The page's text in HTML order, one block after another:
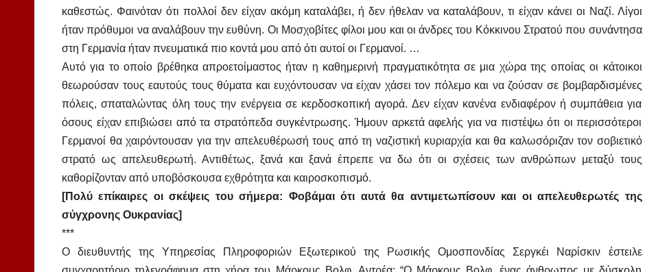
καθεστώς. Φαινόταν ότι πολλοί δεν είχαν ακόμη καταλάβει, ή δεν ήθελαν να καταλάβουν, τι είχαν κάνει οι Ναζί. Λίγοι
ήταν πρόθυμοι να αναλάβουν την ευθύνη. Οι Μοσχοβίτες φίλοι μου και οι άνδρες του Κόκκινου Στρατού που συνάντησα
στη Γερμανία ήταν πνευματικά πιο κοντά μου από ότι αυτοί οι Γερμανοί. …
Αυτό για το οποίο βρέθηκα απροετοίμαστος ήταν η καθημερινή πραγματικότητα σε μια χώρα της οποίας οι κάτοικοι
θεωρούσαν τους εαυτούς τους θύματα και ευχόντουσαν να είχαν χάσει τον πόλεμο και να ζούσαν σε βομβαρδισμένες
πόλεις, σπαταλώντας όλη τους την ενέργεια σε κερδοσκοπική αγορά. Δεν είχαν κανένα ενδιαφέρον ή συμπάθεια για
όσους είχαν επιβιώσει από τα στρατόπεδα συγκέντρωσης. Ήμουν αρκετά αφελής για να πιστέψω ότι οι περισσότεροι
Γερμανοί θα χαιρόντουσαν για την απελευθέρωσή τους από τη ναζιστική κυριαρχία και θα καλωσόριζαν τον σοβιετικό
στρατό ως απελευθερωτή. Αντιθέτως, ξανά και ξανά έπρεπε να δω ότι οι σχέσεις των ανθρώπων μεταξύ τους
καθορίζονταν από υποβόσκουσα εχθρότητα και καιροσκοπισμό.
[Πολύ επίκαιρες οι σκέψεις του σήμερα: Φοβάμαι ότι αυτά θα αντιμετωπίσουν και οι απελευθερωτές της
σύγχρονης Ουκρανίας]
***
Ο διευθυντής της Υπηρεσίας Πληροφοριών Εξωτερικού της Ρωσικής Ομοσπονδίας Σεργκέι Ναρίσκιν έστειλε